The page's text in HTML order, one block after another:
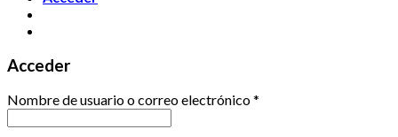
Acceder
Nombre de usuario o correo electrónico*